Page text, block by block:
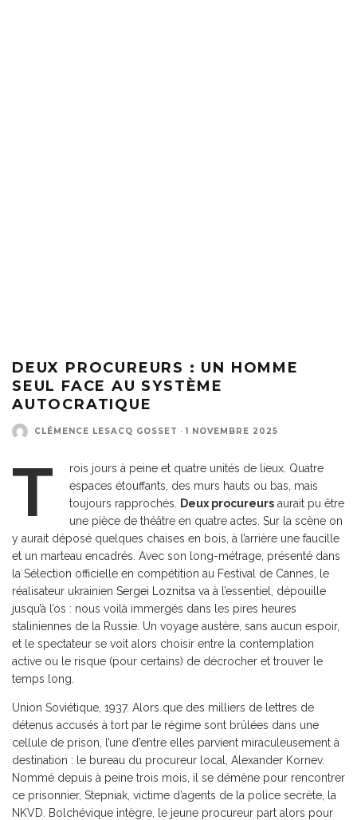
DEUX PROCUREURS : UN HOMME
SEUL FACE AU SYSTÈME
AUTOCRATIQUE
CLÉMENCE LESACQ GOSSET · 1 NOVEMBRE 2025
T
rois jours à peine et quatre unités de lieux. Quatre
espaces étouffants, des murs hauts ou bas, mais
toujours rapprochés.
Deux procureurs aurait pu être
une pièce de théâtre en quatre actes. Sur la scène on
y aurait déposé quelques chaises en bois, à l’arrière une faucille
et un marteau encadrés. Avec son long-métrage, présenté dans
la Sélection officielle en compétition au Festival de Cannes, le
réalisateur ukrainien Sergei Loznitsa va à l’essentiel, dépouille
jusqu’à l’os : nous voilà immergés dans les pires heures
staliniennes de la Russie. Un voyage austère, sans aucun espoir,
et le spectateur se voit alors choisir entre la contemplation
active ou le risque (pour certains) de décrocher et trouver le
temps long.
Union Soviétique, 1937. Alors que des milliers de lettres de
détenus accusés à tort par le régime sont brûlées dans une
cellule de prison, l’une d’entre elles parvient miraculeusement à
destination : le bureau du procureur local, Alexander Kornev.
Nommé depuis à peine trois mois, il se démène pour rencontrer
ce prisonnier, Stepniak, victime d’agents de la police secrète, la
NKVD. Bolchévique intègre, le jeune procureur part alors pour